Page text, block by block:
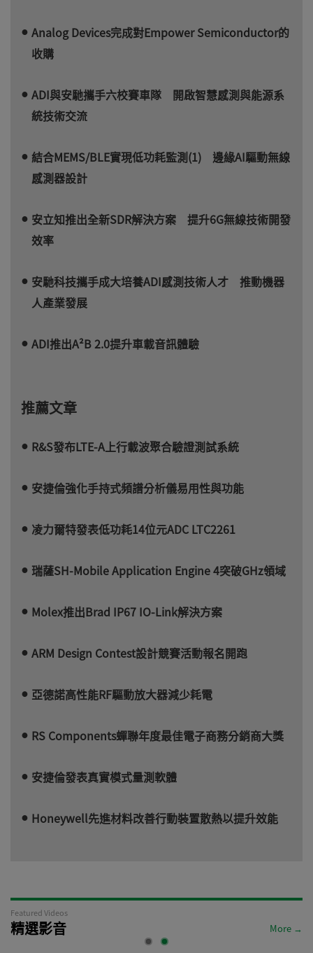
Analog Devices完成對Empower Semiconductor的
收購
ADI與安馳攜手六校賽車隊 開啟智慧感測與能源系
統技術交流
結合MEMS/BLE實現低功耗監測(1) 邊緣AI驅動無線
感測器設計
安立知推出全新SDR解決方案 提升6G無線技術開發
效率
安馳科技攜手成大培養ADI感測技術人才 推動機器
人產業發展
ADI推出A²B 2.0提升車載音訊體驗
推薦文章
R&S發布LTE-A上行載波聚合驗證測試系統
安捷倫強化手持式頻譜分析儀易用性與功能
凌力爾特發表低功耗14位元ADC LTC2261
瑞薩SH-Mobile Application Engine 4突破GHz領域
Molex推出Brad IP67 IO-Link解決方案
ARM Design Contest設計競賽活動報名開跑
亞德諾高性能RF驅動放大器減少耗電
RS Components蟬聯年度最佳電子商務分銷商大獎
安捷倫發表真實模式量測軟體
Honeywell先進材料改善行動裝置散熱以提升效能
Featured Videos
精選影音 More →